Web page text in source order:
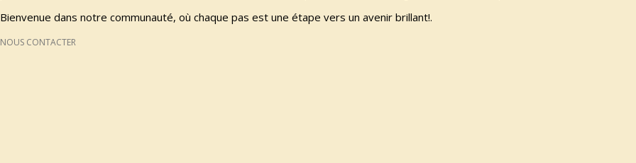
Bienvenue dans notre communauté, où chaque pas est une étape vers un avenir brillant!.
NOUS CONTACTER